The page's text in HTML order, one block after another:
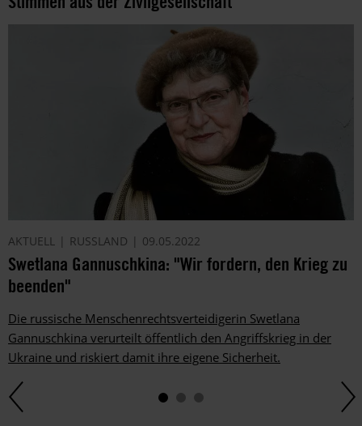
AKTUELL RUSSLAND 09.05.2022
Swetlana Gannuschkina: "Wir fordern, den Krieg zu
beenden"
Die russische Menschenrechtsverteidigerin Swetlana
Gannuschkina verurteilt öffentlich den Angriffskrieg in der
Ukraine und riskiert damit ihre eigene Sicherheit.